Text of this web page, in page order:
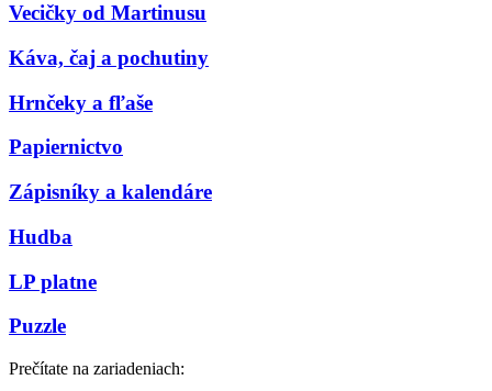
Vecičky od Martinusu
Káva, čaj a pochutiny
Hrnčeky a fľaše
Papiernictvo
Zápisníky a kalendáre
Hudba
LP platne
Puzzle
Prečítate na zariadeniach: